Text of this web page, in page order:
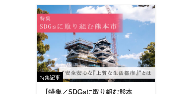
特集記事
【特集／SDGsに取り組む熊本